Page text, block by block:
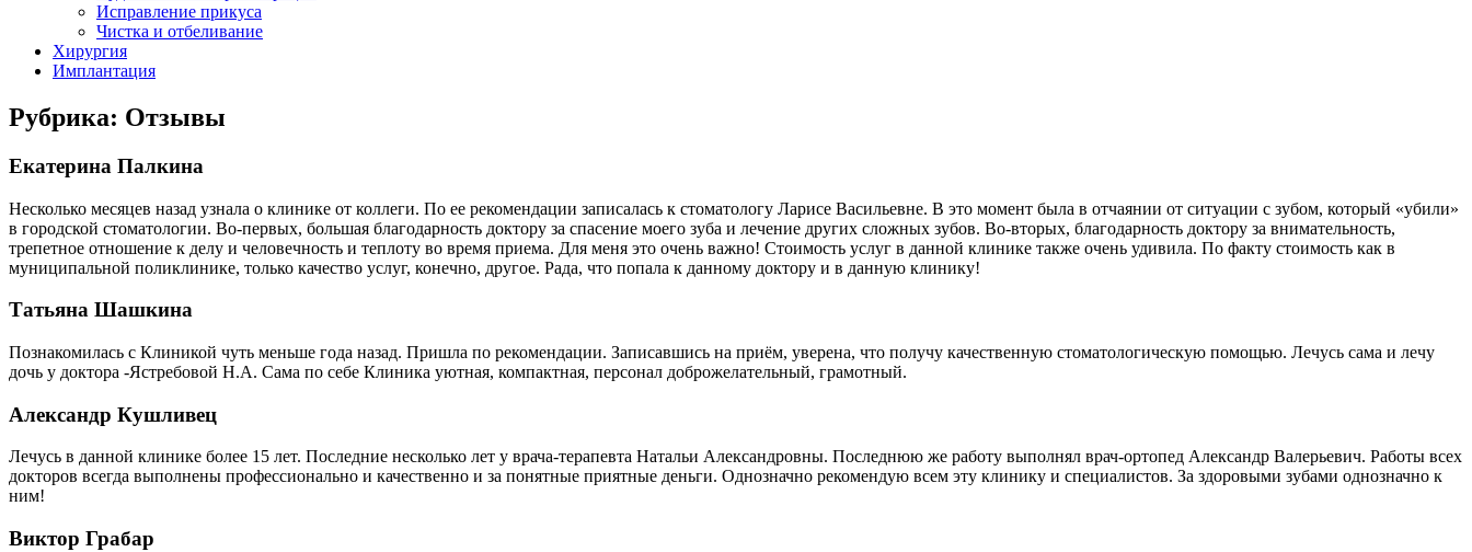
Исправление прикуса
Чистка и отбеливание
Хирургия
Имплантация
Рубрика: Отзывы
Екатерина Палкина
Несколько месяцев назад узнала о клинике от коллеги. По ее рекомендации записалась к стоматологу Ларисе Васильевне. В это момент была в отчаянии от ситуации с зубом, который «убили»
в городской стоматологии. Во-первых, большая благодарность доктору за спасение моего зуба и лечение других сложных зубов. Во-вторых, благодарность доктору за внимательность,
трепетное отношение к делу и человечность и теплоту во время приема. Для меня это очень важно! Стоимость услуг в данной клинике также очень удивила. По факту стоимость как в
муниципальной поликлинике, только качество услуг, конечно, другое. Рада, что попала к данному доктору и в данную клинику!
Татьяна Шашкина
Познакомилась с Клиникой чуть меньше года назад. Пришла по рекомендации. Записавшись на приём, уверена, что получу качественную стоматологическую помощью. Лечусь сама и лечу
дочь у доктора -Ястребовой Н.А. Сама по себе Клиника уютная, компактная, персонал доброжелательный, грамотный.
Александр Кушливец
Лечусь в данной клинике более 15 лет. Последние несколько лет у врача-терапевта Натальи Александровны. Последнюю же работу выполнял врач-ортопед Александр Валерьевич. Работы всех
докторов всегда выполнены профессионально и качественно и за понятные приятные деньги. Однозначно рекомендую всем эту клинику и специалистов. За здоровыми зубами однозначно к
ним!
Виктор Грабар